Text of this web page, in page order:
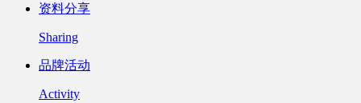
资料分享
Sharing
品牌活动
Activity